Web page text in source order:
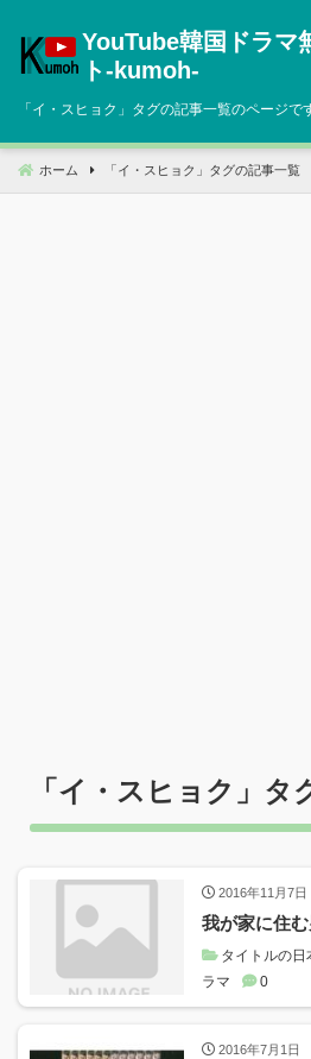
へ
動
YouTube韓国ドラマ
ト‐kumoh‐
「イ・スヒョク 」タグの記事一覧のページで
ホーム 「 イ・スヒョク 」タグの記事一覧
「イ・スヒョク 」タ
2016年11月7日
我が家に住む
タイトルの日
ラマ
0
2016年7月1日